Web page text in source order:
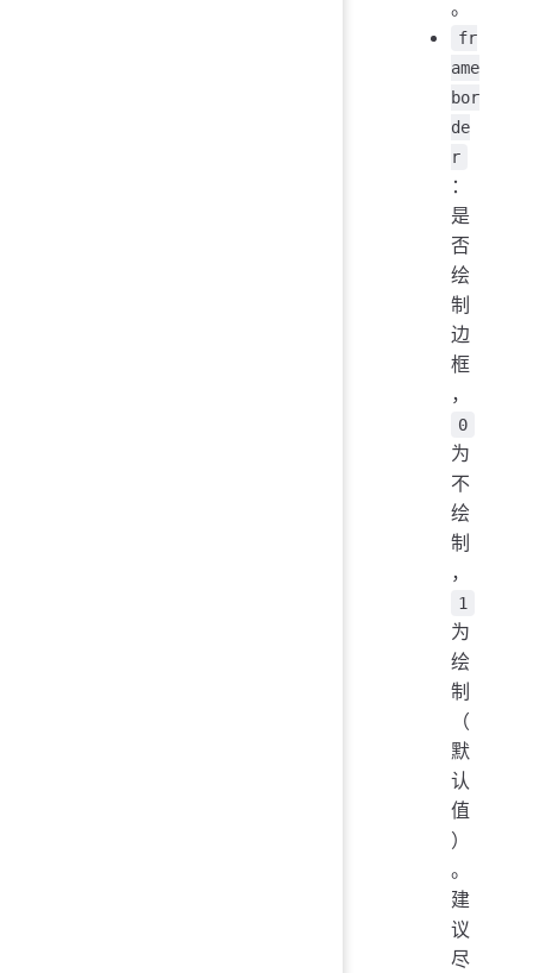
。
fr
ame
bor
de
r
：
是
否
绘
制
边
框
，
0
为
不
绘
制
，
1
为
绘
制
（
默
认
值
）
。
建
议
尽